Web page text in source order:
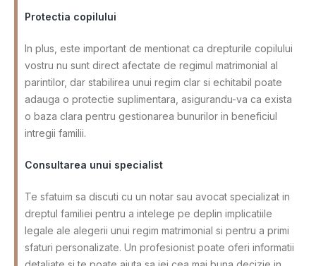
Protectia copilului
In plus, este important de mentionat ca drepturile copilului
vostru nu sunt direct afectate de regimul matrimonial al
parintilor, dar stabilirea unui regim clar si echitabil poate
adauga o protectie suplimentara, asigurandu-va ca exista
o baza clara pentru gestionarea bunurilor in beneficiul
intregii familii.
Consultarea unui specialist
Te sfatuim sa discuti cu un notar sau avocat specializat in
dreptul familiei pentru a intelege pe deplin implicatiile
legale ale alegerii unui regim matrimonial si pentru a primi
sfaturi personalizate. Un profesionist poate oferi informatii